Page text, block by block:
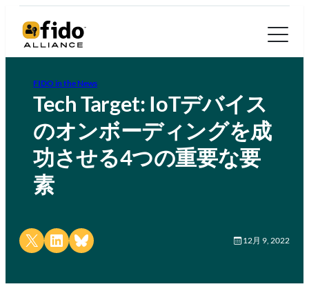
FIDO in the News
Tech Target: IoTデバイス
のオンボーディングを成
功させる4つの重要な要
素
Share on X Share on LinkedIn
Share on Bluesky 12月 9, 2022